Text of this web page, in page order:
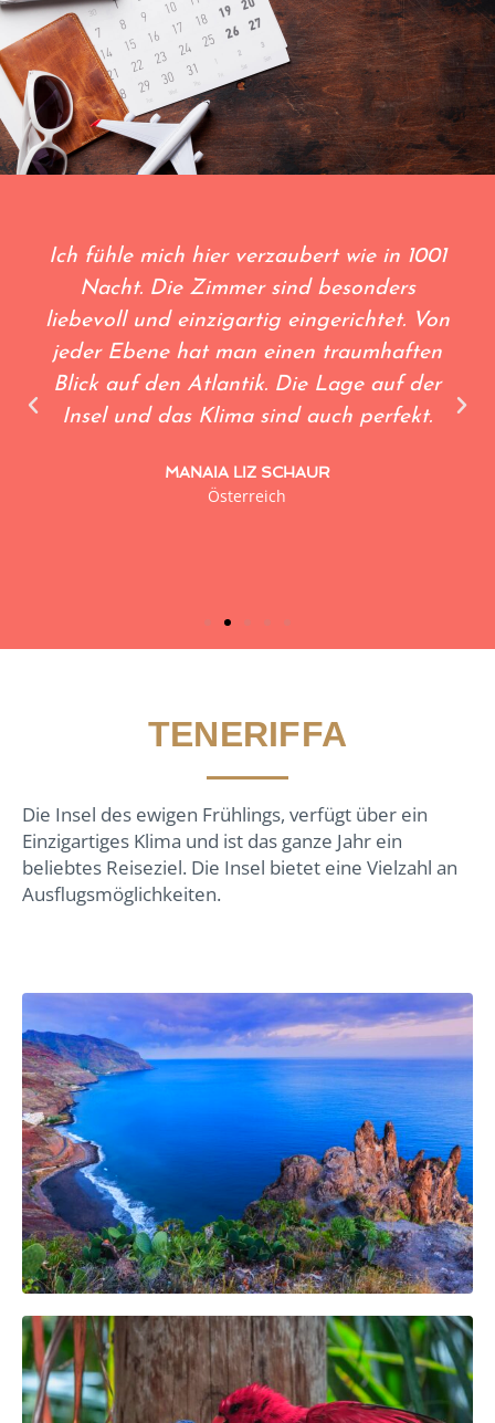
Ich fühle mich hier verzaubert wie in 1001
Nacht. Die Zimmer sind besonders
liebevoll und einzigartig eingerichtet. Von
jeder Ebene hat man einen traumhaften
Blick auf den Atlantik. Die Lage auf der
Insel und das Klima sind auch perfekt.
MANAIA LIZ SCHAUR
Österreich
TENERIFFA
Die Insel des ewigen Frühlings, verfügt über ein
Einzigartiges Klima und ist das ganze Jahr ein
beliebtes Reiseziel. Die Insel bietet eine Vielzahl an
Ausflugsmöglichkeiten.